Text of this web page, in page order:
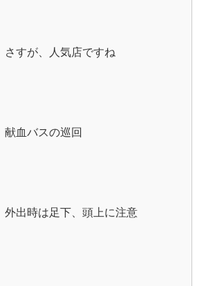
さすが、人気店ですね
献血バスの巡回
外出時は足下、頭上に注意